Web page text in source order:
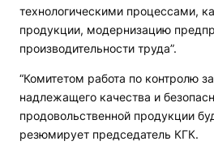
технологическими процессами,
продукции, модернизацию
производительности труда”.
“Комитетом работа по контролю
надлежащего качества и
продовольственной продукции
резюмирует председатель КГК.